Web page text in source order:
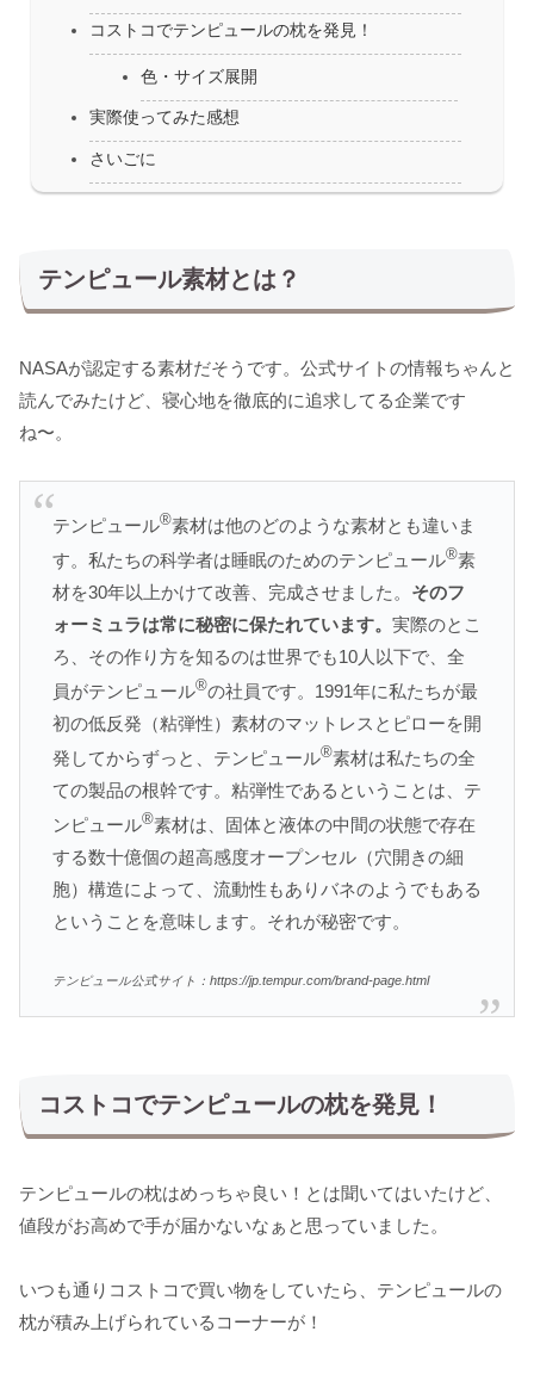
コストコでテンピュールの枕を発見！
色・サイズ展開
実際使ってみた感想
さいごに
テンピュール素材とは？
NASAが認定する素材だそうです。公式サイトの情報ちゃんと
読んでみたけど、寝心地を徹底的に追求してる企業です
ね〜。
テンピュール®素材は他のどのような素材とも違いま
す。私たちの科学者は睡眠のためのテンピュール®素
材を30年以上かけて改善、完成させました。 そのフ
ォーミュラは常に秘密に保たれています。 実際のとこ
ろ、その作り方を知るのは世界でも10人以下で、全
員がテンピュール®の社員です。1991年に私たちが最
初の低反発（粘弾性）素材のマットレスとピローを開
発してからずっと、テンピュール®素材は私たちの全
ての製品の根幹です。粘弾性であるということは、テ
ンピュール®素材は、固体と液体の中間の状態で存在
する数十億個の超高感度オープンセル（穴開きの細
胞）構造によって、流動性もありバネのようでもある
ということを意味します。それが秘密です。
テンピュール公式サイト：https://jp.tempur.com/brand-page.html
コストコでテンピュールの枕を発見！
テンピュールの枕はめっちゃ良い！とは聞いてはいたけど、
値段がお高めで手が届かないなぁと思っていました。
いつも通りコストコで買い物をしていたら、テンピュールの
枕が積み上げられているコーナーが！